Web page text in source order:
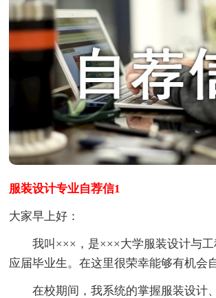
服装设计专业自荐信1
大家早上好：
我叫×××，是×××大学服装设计与工
应届毕业生。在这里很荣幸能够有机会
在校期间，我系统的掌握服装设计